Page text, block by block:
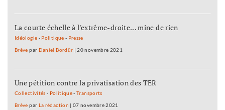
La courte échelle à l'extrême-droite... mine de rien
Idéologie - Politique - Presse
Brève par Daniel Bordür |20 novembre 2021
Une pétition contre la privatisation des TER
Collectivités - Politique-Transports
Brève par La rédaction |07 novembre 2021